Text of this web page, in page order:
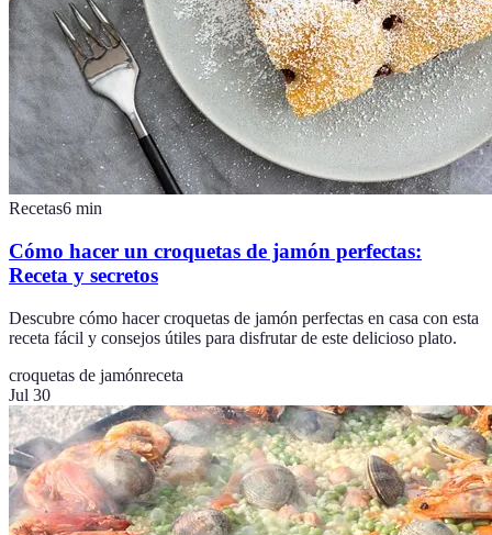
Recetas6 min
Cómo hacer un croquetas de jamón perfectas:
Receta y secretos
Descubre cómo hacer croquetas de jamón perfectas en casa con esta
receta fácil y consejos útiles para disfrutar de este delicioso plato.
croquetas de jamónreceta
Jul 30